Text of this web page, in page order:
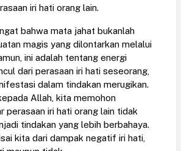
iri hati orang lain.
bahwa mata jahat bukanlah
magis yang dilontarkan melalui
ini adalah tentang energi
dari perasaan iri hati seseorang,
dalam tindakan merugikan.
Allah, kita memohon
perasaan iri hati orang lain tidak
tindakan yang lebih berbahaya.
kita dari dampak negatif iri hati,